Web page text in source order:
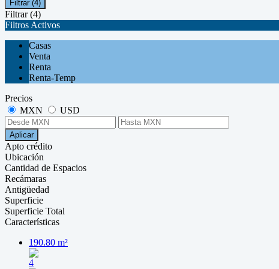
Filtrar (4)
Filtrar (4)
Filtros Activos
Casas
Venta
Renta
Renta-Temp
Precios
MXN
USD
Aplicar
Apto crédito
Ubicación
Cantidad de Espacios
Recámaras
Antigüedad
Superficie
Superficie Total
Características
190.80 m²
4